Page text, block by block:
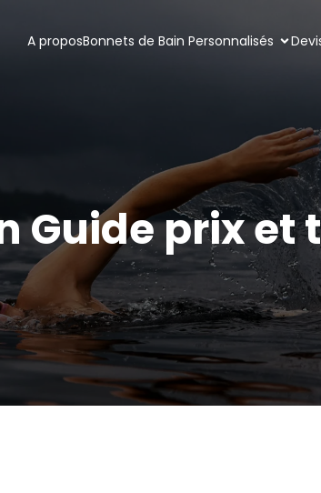
A proposBonnets de Bain Personnalisés
Guide prix et